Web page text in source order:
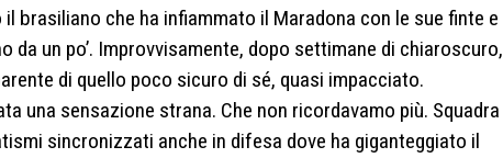
brasiliano che ha infiammato il Maradona con le sue finte e
da un po’. Improvvisamente, dopo settimane di chiaroscuro,
di quello poco sicuro di sé, quasi impacciato.
una sensazione strana. Che non ricordavamo più. Squadra
sincronizzati anche in difesa dove ha giganteggiato il